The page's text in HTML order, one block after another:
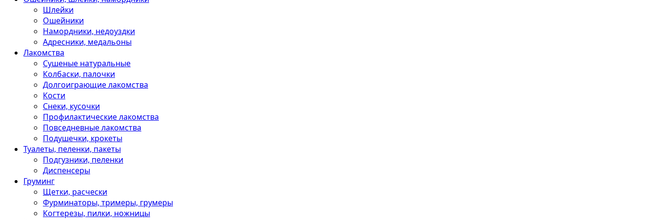
Шлейки
Ошейники
Намордники, недоуздки
Адресники, медальоны
Лакомства
Сушеные натуральные
Колбаски, палочки
Долгоиграющие лакомства
Кости
Снеки, кусочки
Профилактические лакомства
Повседневные лакомства
Подушечки, крокеты
Туалеты, пеленки, пакеты
Подгузники, пеленки
Диспенсеры
Груминг
Щетки, расчески
Фурминаторы, тримеры, грумеры
Когтерезы, пилки, ножницы